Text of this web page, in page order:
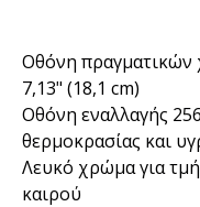
Οθόνη πραγματικών
7,13" (18,1 cm)
Οθόνη εναλλαγής
θερμοκρασίας και
Λευκό χρώμα για
καιρού